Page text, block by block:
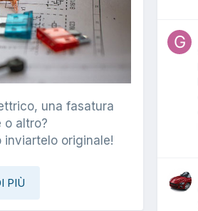
una fasatura
o altro?
inviartelo originale!
PIÙ